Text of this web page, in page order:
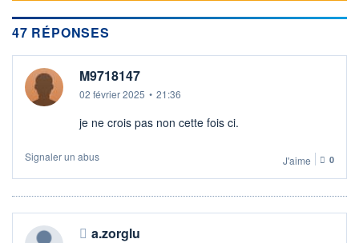
47 RÉPONSES
M9718147
02 février 2025 • 21:36
je ne crois pas non cette fois ci.
Signaler un abus J'aime 0
a.zorglu